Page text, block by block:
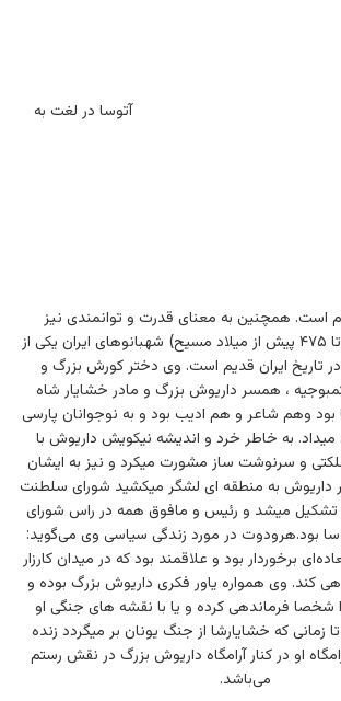
آتوسا در لغت به
است. همچنین به معنای قدرت و توانمندی نیز
میباشد.آتوسـا (۵۵۰ تا ۴۷۵ پیش از میلاد مسیح) شهبانوهای ایران یکی از
تاریخ ایران قدیم است. وی دختر کورش بزرگ و
، همسر داریوش بزرگ و مادر خشایار شاه
بود وهم شاعر و هم ادیب بود و به نوجوانان پارسی
به خاطر خرد و اندیشه نیکویش داریوش با
و سرنوشت ساز مشورت میکرد و نیز به ایشان
داریوش به منطقه ای لشگر میکشید شورای سلطنت
تشکیل میشد و رئیس و مافوق همه در راس شورای
بود.هرودوت در مورد زندگی سیاسی وی می‌گوید:
برخوردار بود و علاقمند بود که در میدان کارزار
کند. وی همواره یاور فکری داریوش بزرگ بوده و
شخصا فرماندهی کرده و یا با نقشه های جنگی او
زمانی که خشایارشا از جنگ یونان بر میگردد زنده
او در کنار آرامگاه داریوش بزرگ در نقش رستم
می‌باشد.